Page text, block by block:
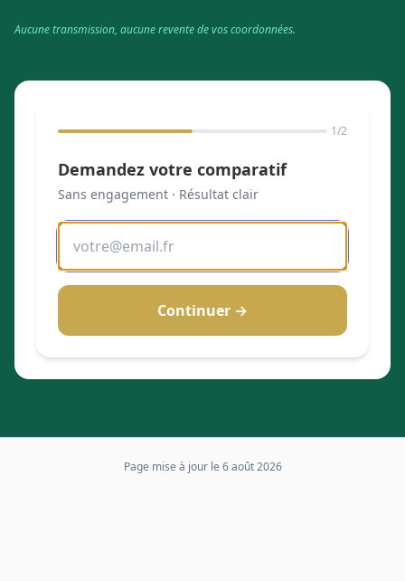
Aucune transmission, aucune revente de vos coordonnées.
1/2
Demandez votre comparatif
Sans engagement · Résultat clair
Continuer →
Page mise à jour le 6 août 2026